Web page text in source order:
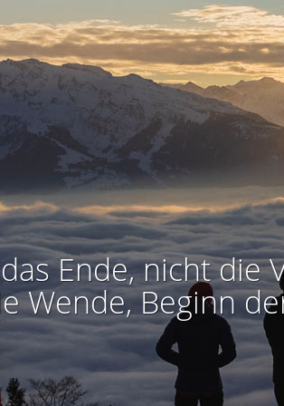
Ende, nicht die
Wende, Beginn